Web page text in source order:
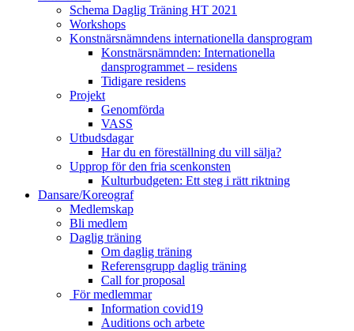
Schema Daglig Träning HT 2021
Workshops
Konstnärsnämndens internationella dansprogram
Konstnärsnämnden: Internationella
dansprogrammet – residens
Tidigare residens
Projekt
Genomförda
VASS
Utbudsdagar
Har du en föreställning du vill sälja?
Upprop för den fria scenkonsten
Kulturbudgeten: Ett steg i rätt riktning
Dansare/Koreograf
Medlemskap
Bli medlem
Daglig träning
Om daglig träning
Referensgrupp daglig träning
Call for proposal
För medlemmar
Information covid19
Auditions och arbete